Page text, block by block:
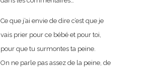
Ce que j’ai envie de dire c’est que je
vais prier pour ce bébé et pour toi,
pour que tu surmontes ta peine.
On ne parle pas assez de la peine, de